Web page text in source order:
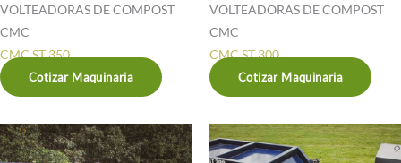
VOLTEADORAS DE COMPOST
CMC
CMC ST 350
Cotizar Maquinaria
VOLTEADORAS DE COMPOST
CMC
CMC ST 300
Cotizar Maquinaria